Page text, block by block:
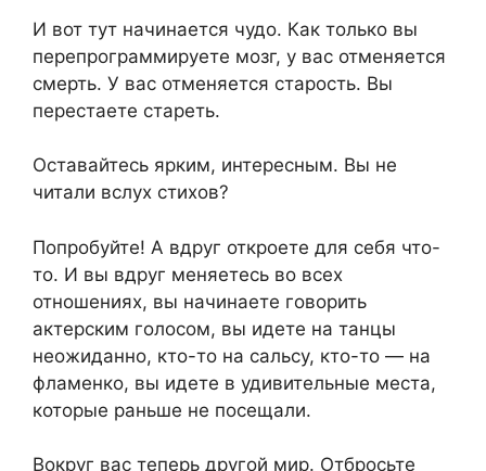
И вот тут начинается чудо. Как только вы
перепрограммируете мозг, у вас отменяется
смерть. У вас отменяется старость. Вы
перестаете стареть.
Оставайтесь ярким, интересным. Вы не
читали вслух стихов?
Попробуйте! А вдруг откроете для себя что-
то. И вы вдруг меняетесь во всех
отношениях, вы начинаете говорить
актерским голосом, вы идете на танцы
неожиданно, кто-то на сальсу, кто-то — на
фламенко, вы идете в удивительные места,
которые раньше не посещали.
Вокруг вас теперь другой мир. Отбросьте